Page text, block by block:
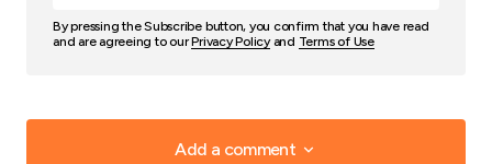
By pressing the Subscribe button, you confirm that you have read
and are agreeing to ourPrivacy Policyand Terms of Use
Add a comment